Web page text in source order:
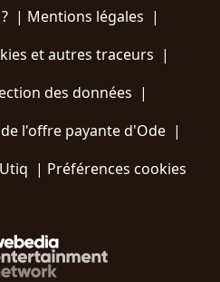
| Mentions légales |
et autres traceurs |
des données |
l'offre payante d'Ode |
| Préférences cookies